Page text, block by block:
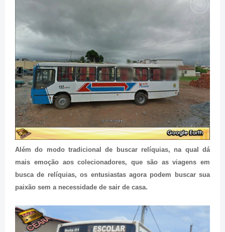
Além do modo tradicional de buscar relíquias, na qual dá
mais emoção aos colecionadores, que são as viagens em
busca de relíquias, os entusiastas agora podem buscar sua
paixão sem a necessidade de sair de casa.